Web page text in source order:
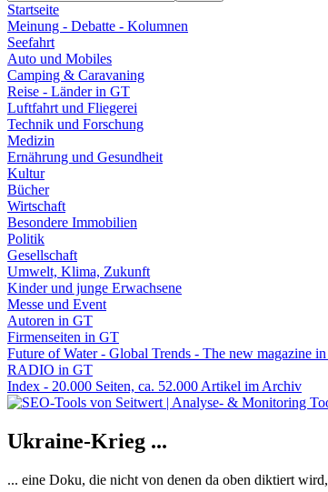
Startseite
Meinung - Debatte - Kolumnen
Seefahrt
Auto und Mobiles
Camping & Caravaning
Reise - Länder in GT
Luftfahrt und Fliegerei
Technik und Forschung
Medizin
Ernährung und Gesundheit
Kultur
Bücher
Wirtschaft
Besondere Immobilien
Politik
Gesellschaft
Umwelt, Klima, Zukunft
Kinder und junge Erwachsene
Messe und Event
Autoren in GT
Firmenseiten in GT
Future of Water - Global Trends - The new magazine
RADIO in GT
Index - 20.000 Seiten, ca. 52.000 Artikel im Archiv
Ukraine-Krieg ...
... eine Doku, die nicht von denen da oben diktiert